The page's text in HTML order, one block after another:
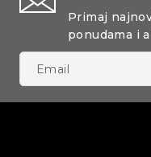
Primaj
ponudama i